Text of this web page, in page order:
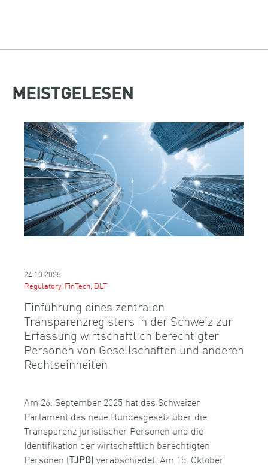
MEISTGELESEN
24.10.2025
Regulatory, FinTech, DLT
Einführung eines zentralen
Transparenzregisters in der Schweiz zur
Erfassung wirtschaftlich berechtigter
Personen von Gesellschaften und anderen
Rechtseinheiten
Am 26. September 2025 hat das Schweizer
Parlament das neue Bundesgesetz über die
Transparenz juristischer Personen und die
Identifikation der wirtschaftlich berechtigten
Personen (TJPG) verabschiedet. Am 15. Oktober